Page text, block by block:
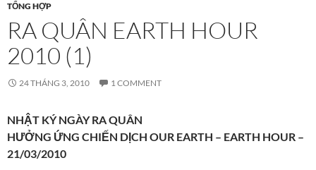
TỔNG HỢP
RA QUÂN EARTH HOUR
2010 (1)
24 THÁNG 3, 2010 1 COMMENT
NHẬT KÝ NGÀY RA QUÂN
HƯỞNG ỨNG CHIẾN DỊCH OUR EARTH – EARTH HOUR –
21/03/2010